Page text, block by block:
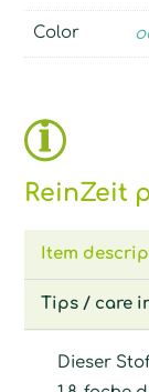
Color
ReinZeit
Item
Tips / care
Dieser